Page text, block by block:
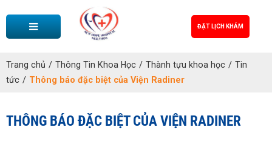
ĐẶT LỊCH KHÁM
Trang chủ / Thông Tin Khoa Học / Thành tựu khoa học / Tin
tức / Thông báo đặc biệt của Viện Radiner
THÔNG BÁO ĐẶC BIỆT CỦA VIỆN RADINER